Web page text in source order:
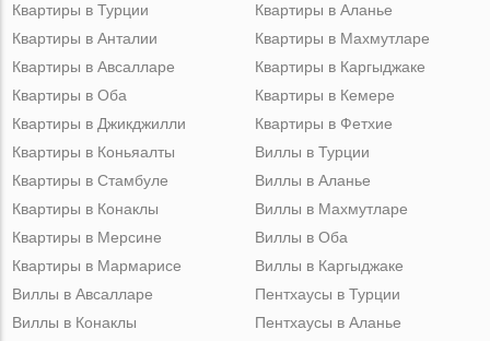
Квартиры в Турции
Квартиры в Анталии
Квартиры в Авсалларе
Квартиры в Оба
Квартиры в Джикджилли
Квартиры в Аланье
Квартиры в Махмутларе
Квартиры в Каргыджаке
Квартиры в Кемере
Квартиры в Фетхие
Квартиры в Коньяалты
Квартиры в Стамбуле
Квартиры в Конаклы
Квартиры в Мерсине
Квартиры в Мармарисе
Виллы в Турции
Виллы в Аланье
Виллы в Махмутларе
Виллы в Оба
Виллы в Каргыджаке
Виллы в Авсалларе
Виллы в Конаклы
Пентхаусы в Турции
Пентхаусы в Аланье